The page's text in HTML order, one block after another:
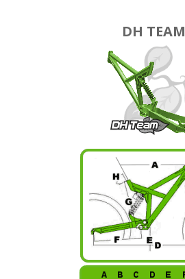
DH TEAM